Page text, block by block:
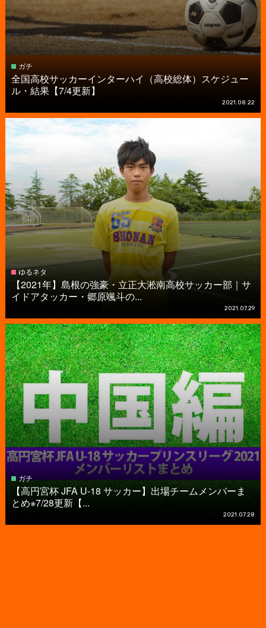
ガチ
全国高校サッカーインターハイ（高校総体）スケジュー
ル・結果【7/4更新】
2021.08.22
ゆるネタ
【2021年】島根の強豪・立正大淞南高校サッカー部｜サ
イドアタッカー・郷原颯斗の...
2021.07.29
ガチ
【高円宮杯 JFA U-18 サッカー】出場チームメンバーま
とめ※7/28更新【...
2021.07.28